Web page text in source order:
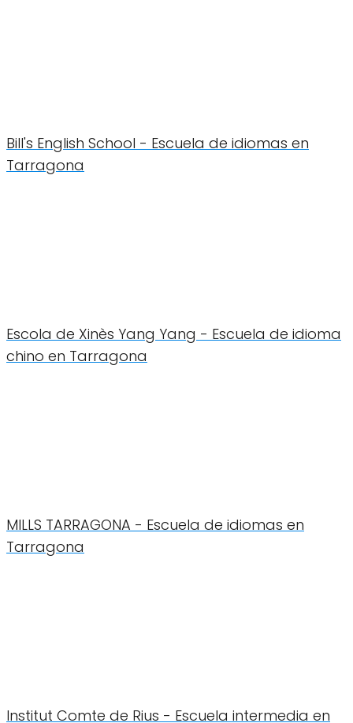
Bill's English School - Escuela de idiomas en
Tarragona
Escola de Xinès Yang Yang - Escuela de idioma
chino en Tarragona
MILLS TARRAGONA - Escuela de idiomas en
Tarragona
Institut Comte de Rius - Escuela intermedia en